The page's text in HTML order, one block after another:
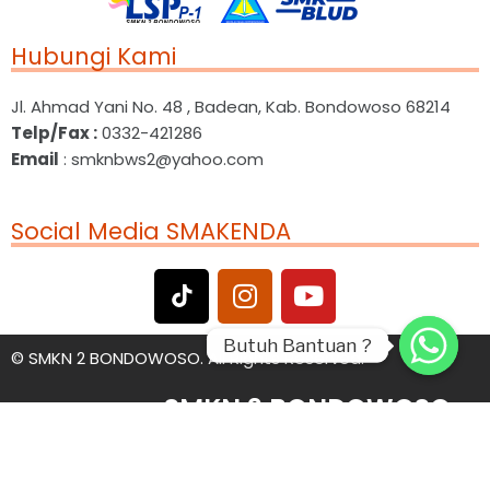
Hubungi Kami
Jl. Ahmad Yani No. 48 , Badean, Kab. Bondowoso 68214
Telp/Fax :0332-421286
Email : smknbws2@yahoo.com
Social Media SMAKENDA
© SMKN 2 BONDOWOSO. All Rights Reserved.
SMKN 2 BONDOWOSO
Butuh Bantuan ?
Butuh Bantuan ?